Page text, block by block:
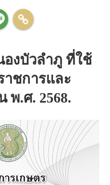
งบัวลำภู ที่ใช้
ชการและ
พ.ศ. 2568.